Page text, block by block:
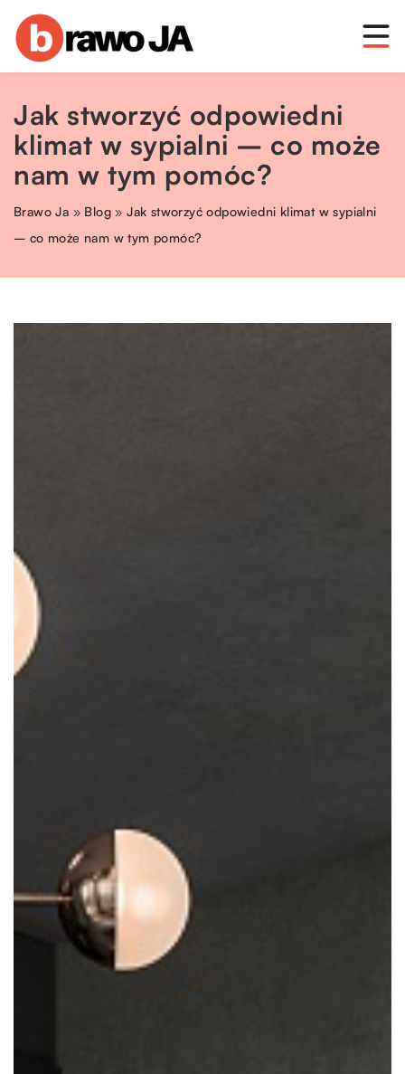
Jak stworzyć odpowiedni
klimat w sypialni – co może
nam w tym pomóc?
Brawo Ja » Blog »Jak stworzyć odpowiedni klimat w sypialni
– co może nam w tym pomóc?